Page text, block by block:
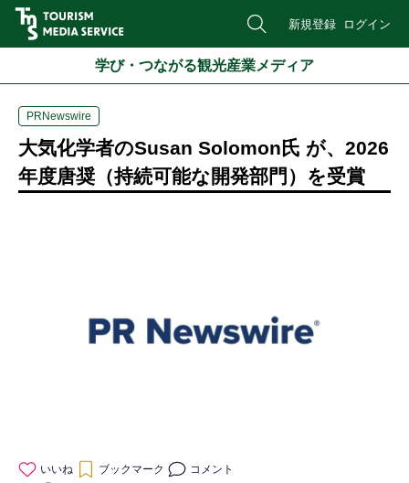
新規登録 ログイン
学び・つながる観光産業メディア
PRNewswire
大気化学者のSusan Solomon氏 が、2026
年度唐奨（持続可能な開発部門）を受賞
いいね ブックマーク コメント